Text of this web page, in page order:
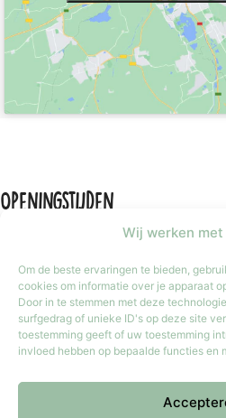
Wij werken
Om de beste ervaringen te bieden,
cookies om informatie over je apparaat
Door in te stemmen met deze
surfgedrag of unieke ID's op deze site
toestemming geeft of uw toestemming
invloed hebben op bepaalde functies en
Openingstijden
Maandag
Dinsdag t/m vrijdag
Zondag